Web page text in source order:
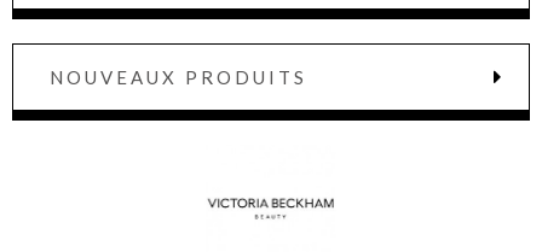
NOUVEAUX PRODUITS